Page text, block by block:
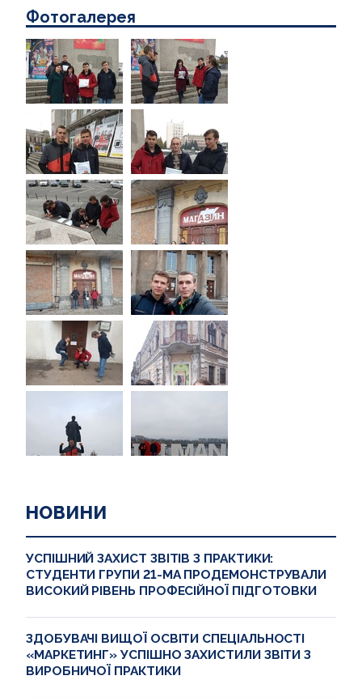
Фотогалерея
НОВИНИ
УСПІШНИЙ ЗАХИСТ ЗВІТІВ З ПРАКТИКИ:
СТУДЕНТИ ГРУПИ 21-МА ПРОДЕМОНСТРУВАЛИ
ВИСОКИЙ РІВЕНЬ ПРОФЕСІЙНОЇ ПІДГОТОВКИ
ЗДОБУВАЧІ ВИЩОЇ ОСВІТИ СПЕЦІАЛЬНОСТІ
«МАРКЕТИНГ» УСПІШНО ЗАХИСТИЛИ ЗВІТИ З
ВИРОБНИЧОЇ ПРАКТИКИ